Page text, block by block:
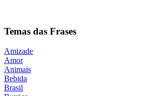
Temas das Frases
Amizade
Amor
Animais
Bebida
Brasil